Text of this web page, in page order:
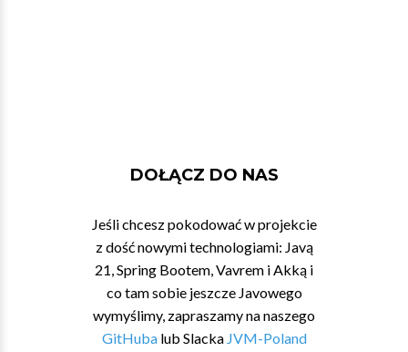
DOŁĄCZ DO NAS
Jeśli chcesz pokodować w projekcie
z dość nowymi technologiami: Javą
21, Spring Bootem, Vavrem i Akką i
co tam sobie jeszcze Javowego
wymyślimy, zapraszamy na naszego
GitHubalub Slacka JVM-Poland